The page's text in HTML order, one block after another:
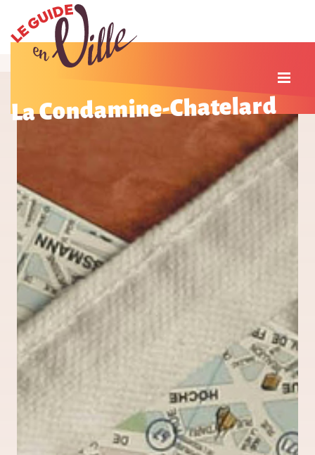
La Condamine-Chatelard